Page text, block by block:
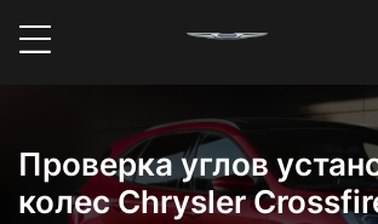
Проверка углов
колес Chrysler